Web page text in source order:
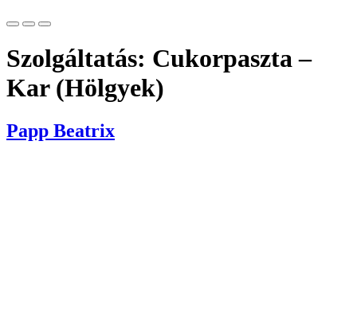
Szolgáltatás: Cukorpaszta –
Kar (Hölgyek)
Papp Beatrix